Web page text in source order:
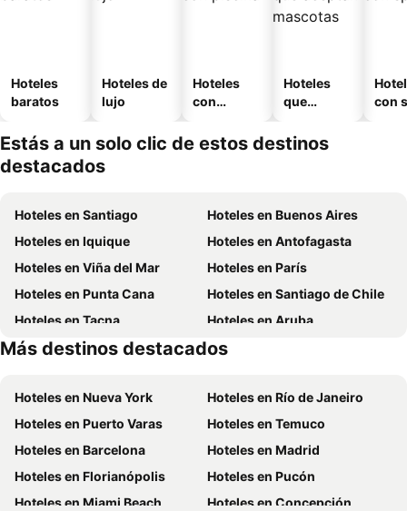
Hoteles
baratos
Hoteles de
lujo
Hoteles
con
Hoteles
que
mascotas
con
Estás a un solo clic de estos destinos
destacados
Hoteles en Santiago
Hoteles en Buenos Aires
Hoteles en Iquique
Hoteles en Antofagasta
Hoteles en Viña del Mar
Hoteles en París
Hoteles en Punta Cana
Hoteles en Santiago de Chile
Hoteles en Tacna
Hoteles en Aruba
Hoteles en Brasil
Hoteles en Curazao
Más destinos destacados
Hoteles en Nueva York
Hoteles en Río de Janeiro
Hoteles en Puerto Varas
Hoteles en Temuco
Hoteles en Barcelona
Hoteles en Madrid
Hoteles en Florianópolis
Hoteles en Pucón
Hoteles en Miami Beach
Hoteles en Concepción